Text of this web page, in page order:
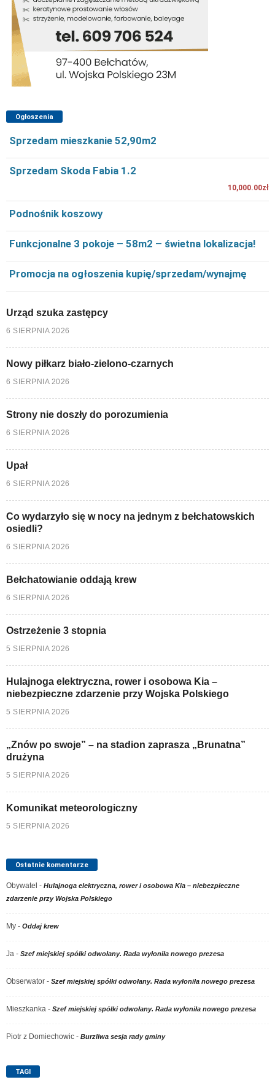
Ogłoszenia
Sprzedam mieszkanie 52,90m2
Sprzedam Skoda Fabia 1.2
10,000.00zł
Podnośnik koszowy
Funkcjonalne 3 pokoje – 58m2 – świetna lokalizacja!
Promocja na ogłoszenia kupię/sprzedam/wynajmę
Urząd szuka zastępcy
6 SIERPNIA 2026
Nowy piłkarz biało-zielono-czarnych
6 SIERPNIA 2026
Strony nie doszły do porozumienia
6 SIERPNIA 2026
Upał
6 SIERPNIA 2026
Co wydarzyło się w nocy na jednym z bełchatowskich
osiedli?
6 SIERPNIA 2026
Bełchatowianie oddają krew
6 SIERPNIA 2026
Ostrzeżenie 3 stopnia
5 SIERPNIA 2026
Hulajnoga elektryczna, rower i osobowa Kia –
niebezpieczne zdarzenie przy Wojska Polskiego
5 SIERPNIA 2026
„Znów po swoje” – na stadion zaprasza „Brunatna”
drużyna
5 SIERPNIA 2026
Komunikat meteorologiczny
5 SIERPNIA 2026
Ostatnie komentarze
Obywatel - Hulajnoga elektryczna, rower i osobowa Kia – niebezpieczne
zdarzenie przy Wojska Polskiego
My - Oddaj krew
Ja - Szef miejskiej spółki odwołany. Rada wyłoniła nowego prezesa
Obserwator - Szef miejskiej spółki odwołany. Rada wyłoniła nowego prezesa
Mieszkanka - Szef miejskiej spółki odwołany. Rada wyłoniła nowego prezesa
Piotr z Domiechowic - Burzliwa sesja rady gminy
TAGI